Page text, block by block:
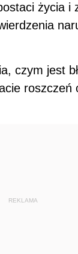
życia i
czym jest
REKLAMA